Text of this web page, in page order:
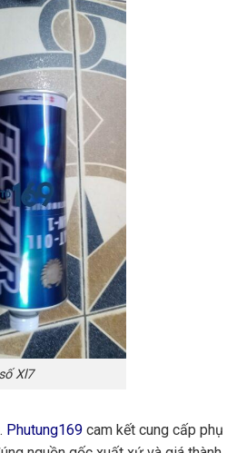
Xl7
Phutung169 cam kết cung cấp phụ